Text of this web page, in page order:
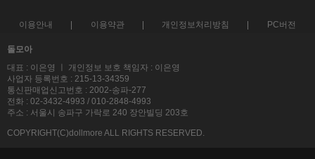
이용안내 이용약관 개인정보처리방침 PC버전
돌모아
대표 : 이은영 ㅣ 개인정보 보호 책임자 : 이은영
사업자 등록번호 : 215-13-34359
통신판매업신고번호 : 2002-송파-277
전화 : 02-3432-4993 / 010-2848-4993
주소 : 서울시 송파구 가락로 240 장안빌딩 203호
COPYRIGHT(C)dollmore ALL RIGHTS RESERVED.